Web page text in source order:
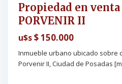
Propiedad en venta
PORVENIR II
u$s$ 150.000
Inmueble urbano ubicado sobre
Porvenir II, Ciudad de Posadas